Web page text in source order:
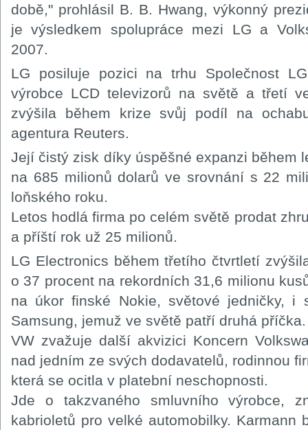
době," prohlásil B. B. Hwang, výkonný
je výsledkem spolupráce mezi LG a
2007.
LG posiluje pozici na trhu Společnost
výrobce LCD televizorů na světě a třetí
zvýšila během krize svůj podíl na
agentura Reuters.
Její čistý zisk díky úspěšné expanzi během
na 685 milionů dolarů ve srovnání s 22
loňského roku.
Letos hodlá firma po celém světě prodat
a příští rok už 25 milionů.
LG Electronics během třetího čtvrtletí
o 37 procent na rekordních 31,6 milionu
na úkor finské Nokie, světové jedničky, i
Samsung, jemuž ve světě patří druhá příčka.
VW zvažuje další akvizici Koncern
nad jedním ze svých dodavatelů, rodinnou
která se ocitla v platební neschopnosti.
Jde o takzvaného smluvního výrobce,
kabrioletů pro velké automobilky. Karmann